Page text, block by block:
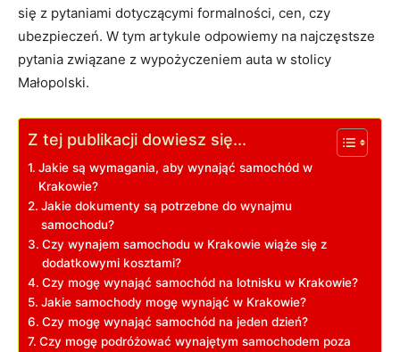
się z pytaniami dotyczącymi formalności, cen, czy
ubezpieczeń. W tym artykule odpowiemy na najczęstsze
pytania związane z wypożyczeniem auta w stolicy
Małopolski.
Z tej publikacji dowiesz się...
Jakie są wymagania, aby wynająć samochód w
Krakowie?
Jakie dokumenty są potrzebne do wynajmu
samochodu?
Czy wynajem samochodu w Krakowie wiąże się z
dodatkowymi kosztami?
Czy mogę wynająć samochód na lotnisku w Krakowie?
Jakie samochody mogę wynająć w Krakowie?
Czy mogę wynająć samochód na jeden dzień?
Czy mogę podróżować wynajętym samochodem poza